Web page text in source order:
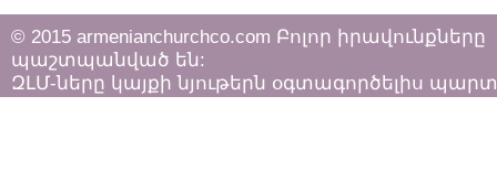
© 2015 armenianchurchco.com Բոլոր իրավունքները
պաշտպանված են:
ԶԼՄ-ները կայքի նյութերն օգտագործելիս